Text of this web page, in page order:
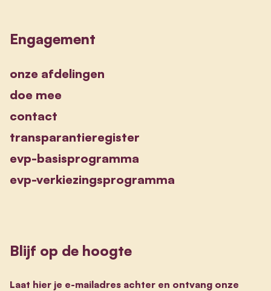
Engagement
onze afdelingen
doe mee
contact
transparantieregister
evp-basisprogramma
evp-verkiezingsprogramma
Blijf op de hoogte
Laat hier je e-mailadres achter en ontvang onze